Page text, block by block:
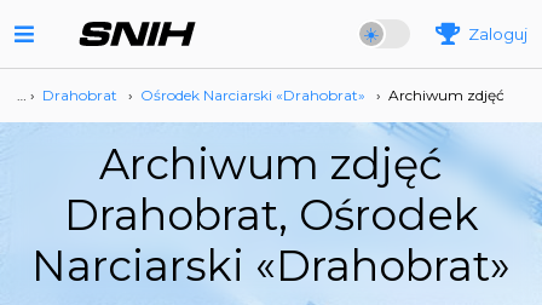
Zaloguj
… › Drahobrat › Ośrodek Narciarski «Drahobrat» › Archiwum zdjęć
Archiwum zdjęć
Drahobrat, Ośrodek
Narciarski «Drahobrat»